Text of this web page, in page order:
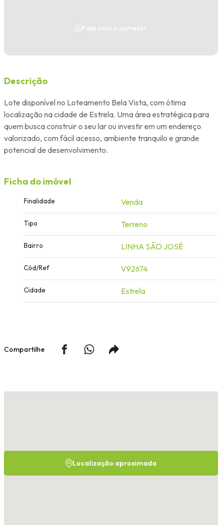
Fale com o corretor
Descrição
Lote disponível no Loteamento Bela Vista, com ótima
localização na cidade de Estrela. Uma área estratégica para
quem busca construir o seu lar ou investir em um endereço
valorizado, com fácil acesso, ambiente tranquilo e grande
potencial de desenvolvimento.
Ficha do imóvel
Finalidade Venda
Tipo Terreno
Bairro LINHA SÃO JOSÉ
Cód/Ref V92674
Cidade Estrela
Compartilhe
Localização aproximada